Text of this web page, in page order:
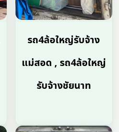
รถ4ล้อใหญ่รับจ้าง
แม่สอด , รถ4ล้อใหญ่
รับจ้างชัยนาท